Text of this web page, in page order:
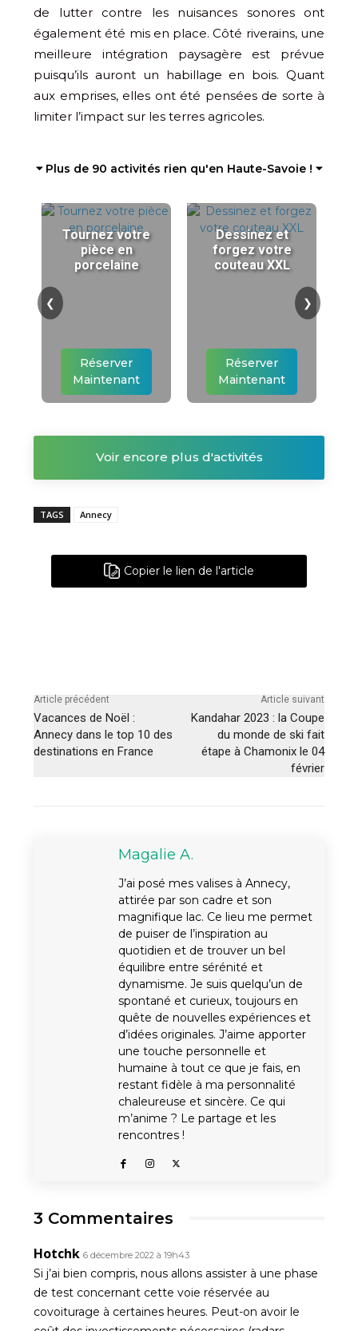
de lutter contre les nuisances sonores ont
également été mis en place. Côté riverains, une
meilleure intégration paysagère est prévue
puisqu’ils auront un habillage en bois. Quant
aux emprises, elles ont été pensées de sorte à
limiter l’impact sur les terres agricoles.
⏷ Plus de 90 activités rien qu'en Haute-Savoie ! ⏷
Tournez votre
pièce en
porcelaine
Réserver
Maintenant
Dessinez et
forgez votre
couteau XXL
Réserver
Maintenant
❮ ❯
Voir encore plus d'activités
TAGS Annecy
Copier le lien de l'article
Article précédent
Vacances de Noël :
Annecy dans le top 10 des
destinations en France
Article suivant
Kandahar 2023 : la Coupe
du monde de ski fait
étape à Chamonix le 04
février
Magalie A.
J’ai posé mes valises à Annecy,
attirée par son cadre et son
magnifique lac. Ce lieu me permet
de puiser de l’inspiration au
quotidien et de trouver un bel
équilibre entre sérénité et
dynamisme. Je suis quelqu’un de
spontané et curieux, toujours en
quête de nouvelles expériences et
d’idées originales. J’aime apporter
une touche personnelle et
humaine à tout ce que je fais, en
restant fidèle à ma personnalité
chaleureuse et sincère. Ce qui
m’anime ? Le partage et les
rencontres !
3 Commentaires
Hotchk 6 décembre 2022 à 19h43
Si j’ai bien compris, nous allons assister à une phase
de test concernant cette voie réservée au
covoiturage à certaines heures. Peut-on avoir le